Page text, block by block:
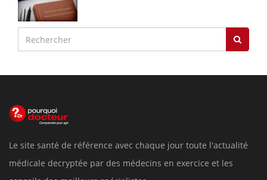
Le site santé de référence avec chaque jour toute l'actualité
médicale decryptée par des médecins en exercice et les